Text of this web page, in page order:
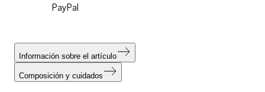
PayPal
Información sobre el artículo
Composición y cuidados